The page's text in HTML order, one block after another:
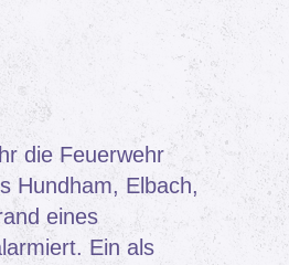
die Feuerwehr
Hundham, Elbach,
eines
Ein als